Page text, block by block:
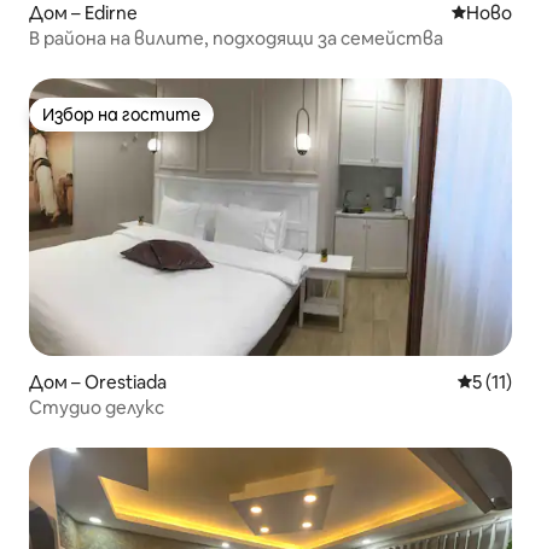
Дом – Edirne Ново
Ново
В района на вилите, подходящи за семейства
Избор на гостите
Избор на гостите
Дом – Orestiada Средна
5 (11)
Студио делукс